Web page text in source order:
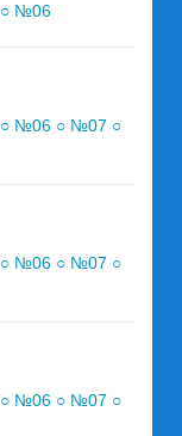
○ №06
○ №06 ○ №07 ○
○ №06 ○ №07 ○
○ №06 ○ №07 ○